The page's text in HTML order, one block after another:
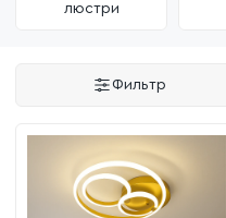
люстри
Фильтр